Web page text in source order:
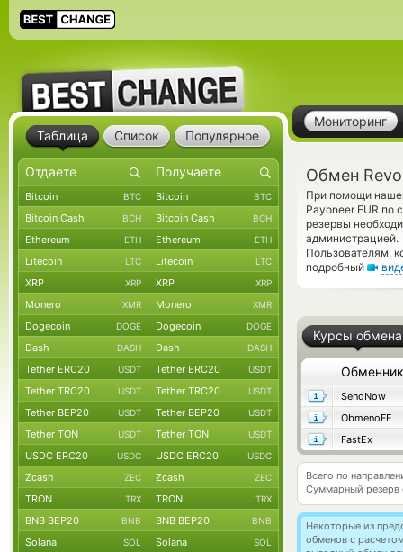
Мониторинг
Обмен
При помощи
Payoneer EUR по
резервы
администрацией.
Пользователям,
подробный
Курсы обмена
Обменник
SendNow
ObmenoFF
FastEx
Всего по
Суммарный резерв
Некоторые из
обменов с
Таблица Список Популярное
Bitcoin BTC Bitcoin BTC
Bitcoin Cash BCH Bitcoin Cash BCH
Ethereum ETH Ethereum ETH
Litecoin LTC Litecoin LTC
XRP XRP XRP XRP
Monero XMR Monero XMR
Dogecoin DOGE Dogecoin DOGE
Dash DASH Dash DASH
Tether ERC20 USDT Tether ERC20 USDT
Tether TRC20 USDT Tether TRC20 USDT
Tether BEP20 USDT Tether BEP20 USDT
Tether TON USDT Tether TON USDT
USDC ERC20 USDC USDC ERC20 USDC
Zcash ZEC Zcash ZEC
TRON TRX TRON TRX
BNB BEP20 BNB BNB BEP20 BNB
Solana SOL Solana SOL